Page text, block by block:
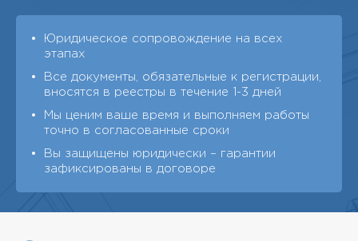
Юридическое сопровождение на всех
этапах
Все документы, обязательные к регистрации,
вносятся в реестры в течение 1-3 дней
Мы ценим ваше время и выполняем работы
точно в согласованные сроки
Вы защищены юридически – гарантии
зафиксированы в договоре